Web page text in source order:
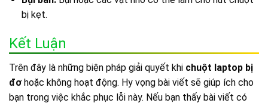
bị kẹt.
Kết Luận
Trên đây là những biện pháp giải quyết khi chuột laptop bị
đơ hoặc không hoạt động. Hy vọng bài viết sẽ giúp ích cho
bạn trong việc khắc phục lỗi này. Nếu bạn thấy bài viết có